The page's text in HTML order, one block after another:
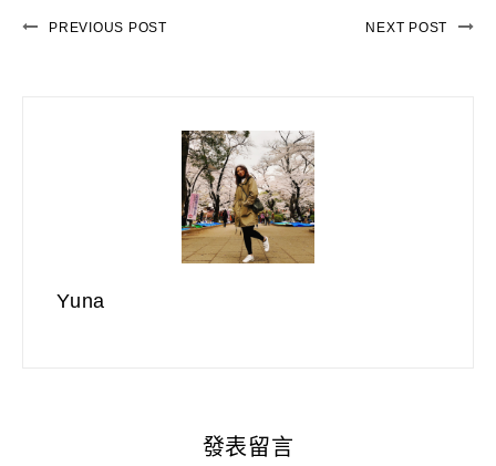
PREVIOUS POST NEXT POST
Yuna
發表留言